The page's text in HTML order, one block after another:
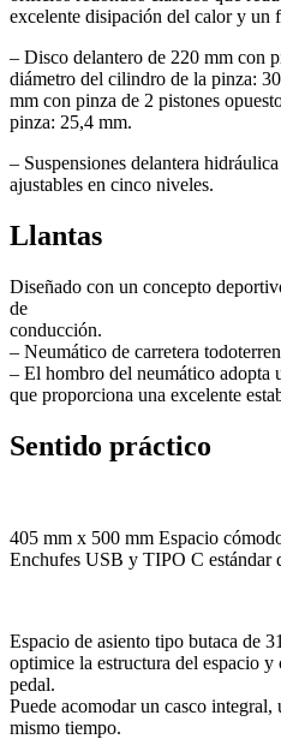
excelente disipación del calor y un
– Disco delantero de 220 mm con
diámetro del cilindro de la pinza:
mm con pinza de 2 pistones
pinza: 25,4 mm.
– Suspensiones delantera
ajustables en cinco niveles.
Llantas
Diseñado con un concepto
de
conducción.
– Neumático de carretera
– El hombro del neumático adopta
que proporciona una excelente
Sentido práctico
405 mm x 500 mm Espacio
Enchufes USB y TIPO C estándar
Espacio de asiento tipo butaca de
optimice la estructura del espacio
pedal.
Puede acomodar un casco
mismo tiempo.